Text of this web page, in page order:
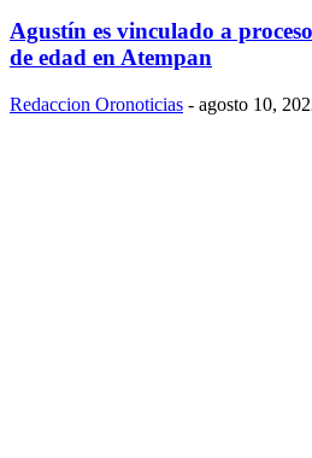
Agustín es vinculado a
de edad en Atempan
Redaccion Oronoticias - agosto 10,